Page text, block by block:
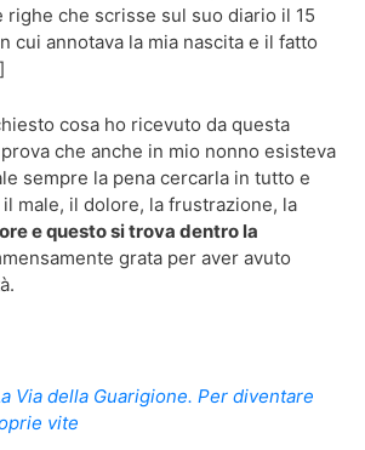
righe che scrisse sul suo diario il 15
cui annotava la mia nascita e il fatto
cosa ho ricevuto da questa
che anche in mio nonno esisteva
sempre la pena cercarla in tutto e
male, il dolore, la frustrazione, la
e questo si trova dentro la
grata per aver avuto
Via della Guarigione. Per diventare
vite